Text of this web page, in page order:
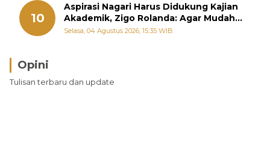
10
Aspirasi Nagari Harus Didukung Kajian
Akademik, Zigo Rolanda: Agar Mudah
Diperjuangkan di Kementerian
Selasa, 04 Agustus 2026, 15:35 WIB
Opini
Tulisan terbaru dan update